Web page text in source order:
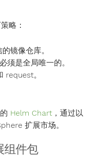
略：
镜像仓库。
是全局唯一的。
request。
Helm Chart ，通过以
扩展市场。
组件包